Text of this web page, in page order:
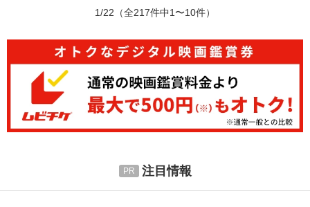
1/22 （全217件中1〜10件）
注目情報